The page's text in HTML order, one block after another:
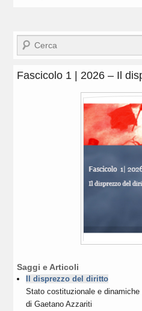
Cerca
Fascicolo 1 | 2026 – Il
Saggi e Articoli
Il disprezzo del diritto
Stato costituzionale e dinamiche
diGaetano Azzariti